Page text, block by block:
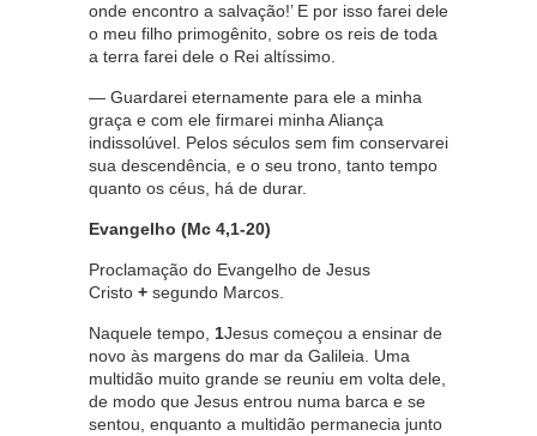
onde encontro a salvação!’ E por isso farei dele
o meu filho primogênito, sobre os reis de toda
a terra farei dele o Rei altíssimo.
— Guardarei eternamente para ele a minha
graça e com ele firmarei minha Aliança
indissolúvel. Pelos séculos sem fim conservarei
sua descendência, e o seu trono, tanto tempo
quanto os céus, há de durar.
Evangelho (Mc 4,1-20)
Proclamação do Evangelho de Jesus
Cristo + segundo Marcos.
Naquele tempo, 1Jesus começou a ensinar de
novo às margens do mar da Galileia. Uma
multidão muito grande se reuniu em volta dele,
de modo que Jesus entrou numa barca e se
sentou, enquanto a multidão permanecia junto